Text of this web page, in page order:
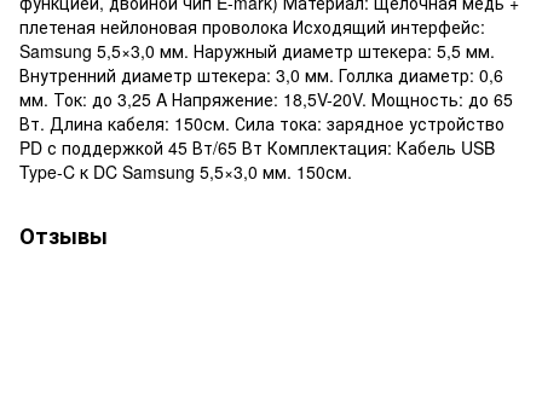
плетеная нейлоновая проволока Исходящий интерфейс:
Samsung 5,5×3,0 мм. Наружный диаметр штекера: 5,5 мм.
Внутренний диаметр штекера: 3,0 мм. Голлка диаметр: 0,6
мм. Ток: до 3,25 A Напряжение: 18,5V-20V. Мощность: до 65
Вт. Длина кабеля: 150см. Сила тока: зарядное устройство
PD с поддержкой 45 Вт/65 Вт Комплектация: Кабель USB
Type-C к DC Samsung 5,5×3,0 мм. 150см.
Отзывы